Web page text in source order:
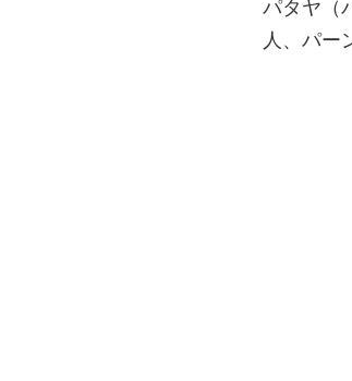
パタヤ（
人、パー